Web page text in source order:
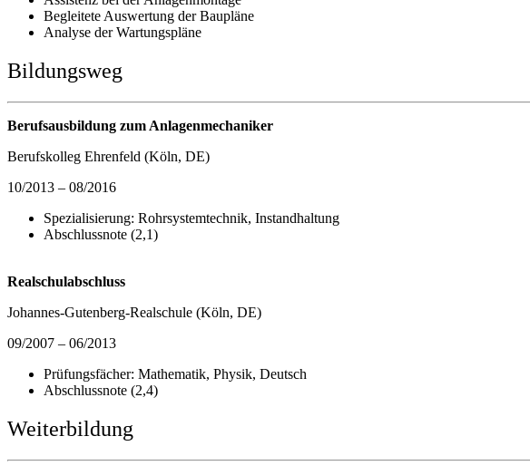
Begleitete Auswertung der Baupläne
Analyse der Wartungspläne
Bildungsweg
Berufsausbildung zum Anlagenmechaniker
Berufskolleg Ehrenfeld (Köln, DE)
10/2013 – 08/2016
Spezialisierung: Rohrsystemtechnik, Instandhaltung
Abschlussnote (2,1)
Realschulabschluss
Johannes-Gutenberg-Realschule (Köln, DE)
09/2007 – 06/2013
Prüfungsfächer: Mathematik, Physik, Deutsch
Abschlussnote (2,4)
Weiterbildung